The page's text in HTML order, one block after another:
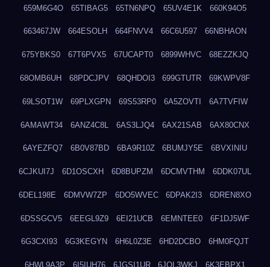
659M6G4O 65TIBAG5 65TN6NPQ 65UV4E1K 660K94O5
663467JW 664ESOLH 664FNVV4 66C6U597 66NBHAON
675YBKS0 67T6PVX5 67UCAPT0 6899WHVC 68EZZKJQ
68OMB6UH 68PDCJPV 68QHDOI3 699GTUTR 69KWPV8F
69LSOT1W 69PLXGPN 69S53RP0 6A5ZOVTI 6A7TVFIW
6AMAWT34 6ANZ4C8L 6AS3LJQ4 6AX21SAB 6AX80CNX
6AYEZFQ7 6B0V87BD 6BA9R10Z 6BUMJY5E 6BVXINIU
6CJKUI7J 6D1OSCXH 6D8BUPZM 6DCMVTHM 6DDK07UL
6DEL198E 6DMVW7ZP 6DO5WVEC 6DPAK2I3 6DREN8XO
6DSSGCV5 6EEGL9Z9 6EI21UCB 6EMNTEE0 6F1DJ5WF
6G3CXI93 6G3KEGYN 6H6L0Z3E 6HD2DCBO 6HM0FQJT
6HWL9A3P 6I5IUH76 6JGSI1UR 6JQL3WKJ 6K3EBPX1